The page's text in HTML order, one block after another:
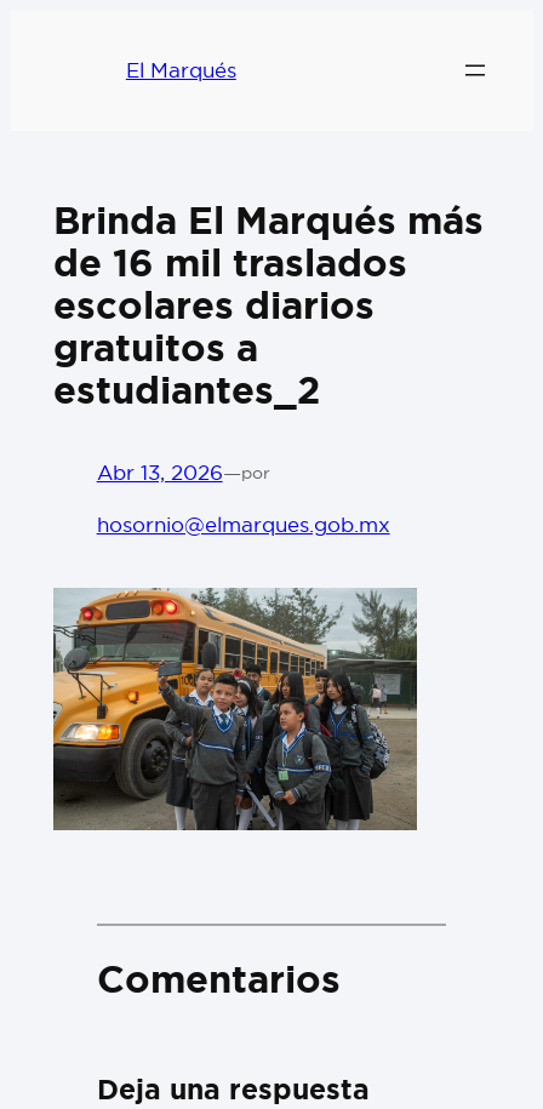
El Marqués
Brinda El Marqués más
de 16 mil traslados
escolares diarios
gratuitos a
estudiantes_2
Abr 13, 2026—por
hosornio@elmarques.gob.mx
Comentarios
Deja una respuesta